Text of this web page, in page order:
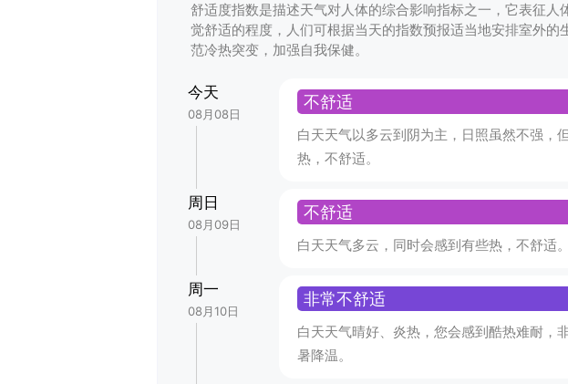
舒适度指数是描述天气对人体的综合影响指标之一，它表征人
觉舒适的程度，人们可根据当天的指数预报适当地安排室外的
范冷热突变，加强自我保健。
今天
08月08日
不舒适
白天天气以多云到阴为主，日照虽然不强，
热，不舒适。
周日
08月09日
不舒适
白天天气多云，同时会感到有些热，不舒适。
周一
08月10日
非常不舒适
白天天气晴好、炎热，您会感到酷热难耐，
暑降温。